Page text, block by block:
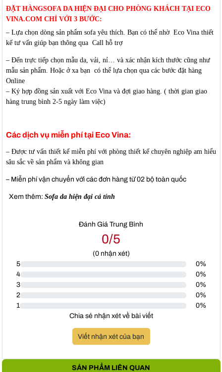
ĐẶT HÀNGSOFA DA HIỆN ĐẠI CHO PHÒNG KHÁCH TẠI ECO
VINA.COM CHỈ VỚI 3 BƯỚC:
– Lựa chọn dòng sản phẩm sofa yêu thích. Bạn có thể nhờ Eco Vina thiết
kế tư vấn giúp bạn thông qua Call hỗ trợ
– Đến trực tiếp chọn mẫu da, vải, nỉ… và xác nhận kích thước cũng như
mẫu sản phẩm. Hoặc ở xa bạn có thể lựa chọn qua các bước đặt hàng
Online
– Ký hợp đồng sản xuất với Eco Vina và đợi giao hàng. ( thời gian giao
hàng trung bình 2-5 ngày làm việc)
Các dịch vụ miễn phí tại Eco Vina:
– Được tư vấn thiết kế miễn phí với phòng thiết kế chuyên nghiệp am hiểu
sâu sắc về sản phẩm và không gian
– Miễn phí vận chuyển với các đơn hàng từ 02 bộ toàn quốc
Xem thêm: Sofa da hiện đại cá tính
Đánh Giá Trung Bình
0/5
(0nhận xét)
5
0%
4
0%
3
0%
2
0%
1
0%
Chia sẻ nhận xét về bài viết
Viết nhận xét của bạn
SẢN PHẨM LIÊN QUAN